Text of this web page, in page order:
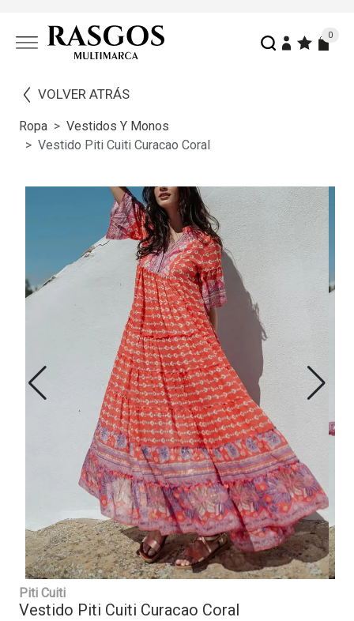
0
VOLVER ATRÁS
Ropa
Vestidos Y Monos
Vestido Piti Cuiti Curacao Coral
Piti Cuiti
Vestido Piti Cuiti Curacao Coral